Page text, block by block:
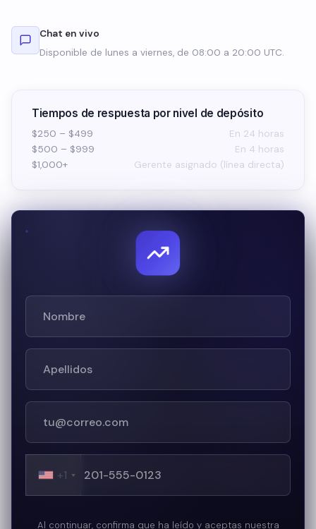
Chat en vivo
Disponible de lunes a viernes, de 08:00 a 20:00 UTC.
Tiempos de respuesta por nivel de depósito
$250 – $499
En 24 horas
$500 – $999
En 4 horas
$1,000+
Gerente asignado (línea directa)
+1
Al continuar, confirma que ha leído y aceptas nuestra